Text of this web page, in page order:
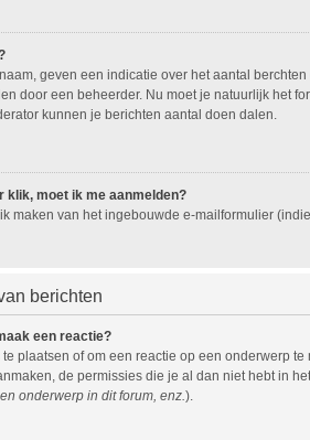
geven een indicatie over het aantal
door een beheerder. Nu moet je natuurlijk het
kunnen je berichten aantal doen dalen.
klik, moet ik me aanmelden?
maken van het ingebouwde e-mailformulier
berichten
een reactie?
plaatsen of om een reactie op een onderwerp
de permissies die je al dan niet hebt in
onderwerp in dit forum, enz.).